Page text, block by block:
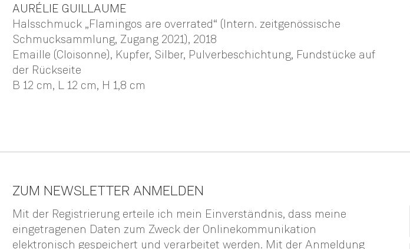
AURÉLIE GUILLAUME
Halsschmuck „Flamingos are overrated“ (Intern. zeitgenössische
Schmucksammlung, Zugang 2021), 2018
Emaille (Cloisonne), Kupfer, Silber, Pulverbeschichtung, Fundstücke auf
der Rückseite
B 12 cm, L 12 cm, H 1,8 cm
ZUM NEWSLETTER ANMELDEN
Mit der Registrierung erteile ich mein Einverständnis, dass meine
eingetragenen Daten zum Zweck der Onlinekommunikation
elektronisch gespeichert und verarbeitet werden. Mit der Anmeldung